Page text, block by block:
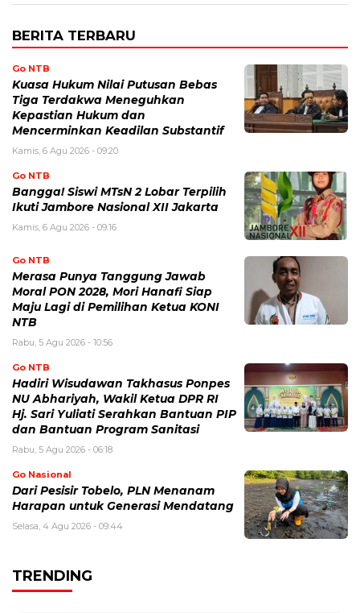
BERITA TERBARU
Go NTB
Kuasa Hukum Nilai Putusan Bebas
Tiga Terdakwa Meneguhkan
Kepastian Hukum dan
Mencerminkan Keadilan Substantif
Kamis, 6 Agu 2026 - 09:20
Go NTB
Bangga! Siswi MTsN 2 Lobar Terpilih
Ikuti Jambore Nasional XII Jakarta
Kamis, 6 Agu 2026 - 09:16
Go NTB
Merasa Punya Tanggung Jawab
Moral PON 2028, Mori Hanafi Siap
Maju Lagi di Pemilihan Ketua KONI
NTB
Rabu, 5 Agu 2026 - 10:56
Go NTB
Hadiri Wisudawan Takhasus Ponpes
NU Abhariyah, Wakil Ketua DPR RI
Hj. Sari Yuliati Serahkan Bantuan PIP
dan Bantuan Program Sanitasi
Rabu, 5 Agu 2026 - 06:18
Go Nasional
Dari Pesisir Tobelo, PLN Menanam
Harapan untuk Generasi Mendatang
Selasa, 4 Agu 2026 - 09:44
TRENDING